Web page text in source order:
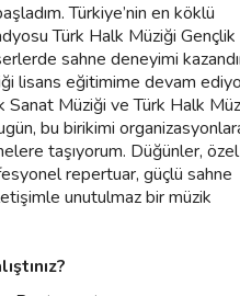
Türkiye’nin en köklü
Türk Halk Müziği Gençlik
sahne deneyimi
lisans eğitimime devam
Sanat Müziği ve Türk Halk
bu birikimi
taşıyorum. Düğünler, özel
repertuar, güçlü sahne
unutulmaz bir müzik